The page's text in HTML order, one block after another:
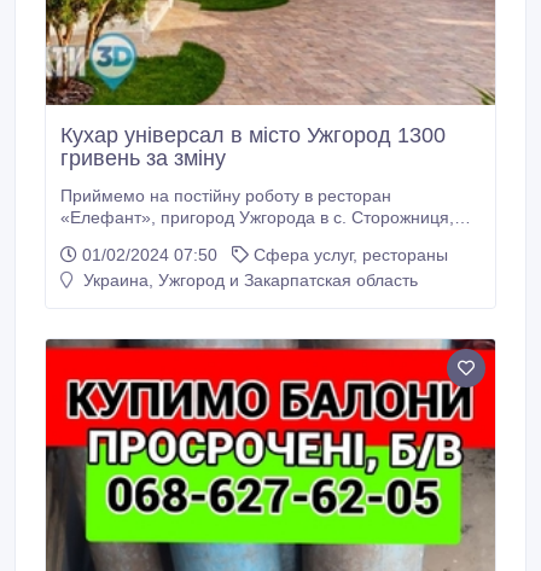
Кухар універсал в місто Ужгород 1300
гривень за зміну
Приймемо на постійну роботу в ресторан
«Елефант», пригород Ужгорода в с. Сторожниця,
роботи на кухні та з досвідом роботи на мангалі,
заробітна плата 1300грн./день Графік роботи 5 днів
01/02/2024 07:50
Сфера услуг, рестораны
Украина, Ужгород и Закарпатская область